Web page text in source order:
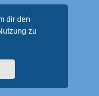
dir den
zu